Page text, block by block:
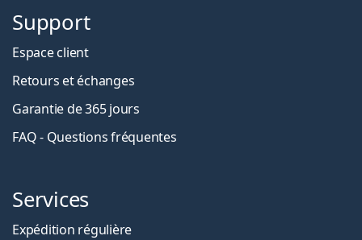
Support
Espace client
Retours et échanges
Garantie de 365 jours
FAQ - Questions fréquentes
Services
Expédition régulière